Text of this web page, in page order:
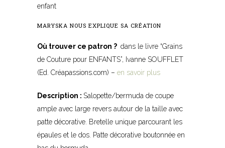
enfant
MARYSKA NOUS EXPLIQUE SA CRÉATION
Où trouver ce patron ? dans le livre “Grains
de Couture pour ENFANTS”, Ivanne SOUFFLET
(Ed. Créapassions.com) – en savoir plus
Description : Salopette/bermuda de coupe
ample avec large revers autour de la taille avec
patte décorative. Bretelle unique parcourant les
épaules et le dos. Patte décorative boutonnée en